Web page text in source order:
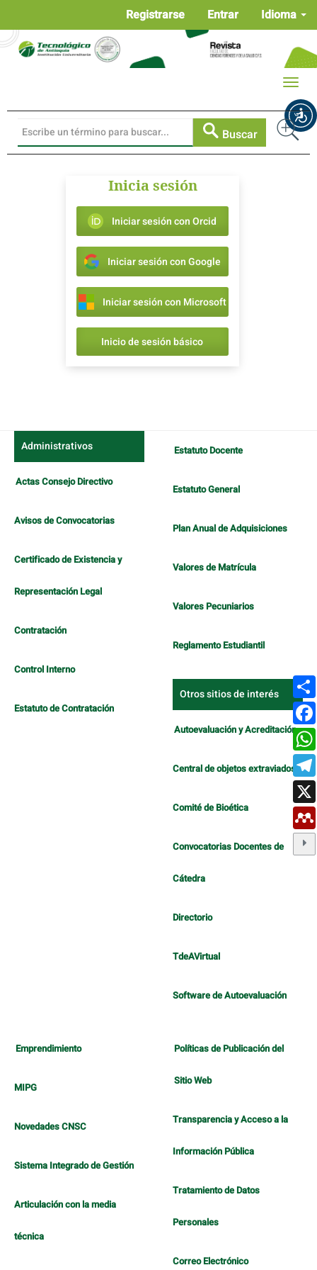
Contenido
principal
Idioma
Registrarse Entrar
Buscar
Toggle
Inicia sesión
Iniciar sesión con Orcid
Iniciar sesión con Google
Iniciar sesión con Microsoft
Inicio de sesión básico
Administrativos
Actas Consejo Directivo
Avisos de Convocatorias
Certificado de Existencia y
Representación Legal
Contratación
Control Interno
Estatuto de Contratación
Estatuto Docente
Estatuto General
Plan Anual de Adquisiciones
Valores de Matrícula
Valores Pecuniarios
Reglamento Estudiantil
Otros sitios de interés
Autoevaluación y Acreditación
Central de objetos extraviados
Comité de Bioética
Convocatorias Docentes de
Cátedra
Directorio
TdeAVirtual
Software de Autoevaluación
Emprendimiento
MIPG
Novedades CNSC
Sistema Integrado de Gestión
Articulación con la media
técnica
Políticas de Publicación del
Sitio Web
Transparencia y Acceso a la
Información Pública
Tratamiento de Datos
Personales
Correo Electrónico